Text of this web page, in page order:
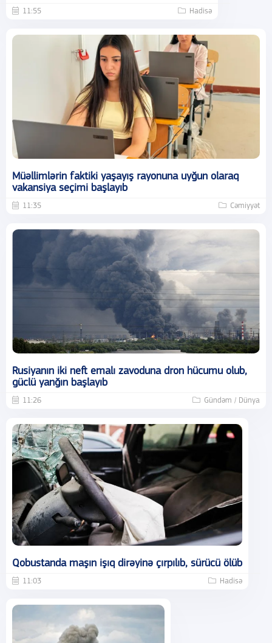
11:55 Hadisə
Müəllimlərin faktiki yaşayış rayonuna uyğun olaraq
vakansiya seçimi başlayıb
11:35 Cəmiyyət
Rusiyanın iki neft emalı zavoduna dron hücumu olub,
güclü yanğın başlayıb
11:26 Gündəm / Dünya
Qobustanda maşın işıq dirəyinə çırpılıb, sürücü ölüb
11:03 Hadisə